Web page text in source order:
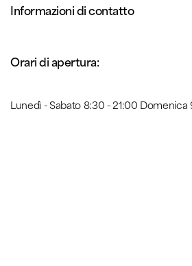
Informazioni di contatto
Orari di apertura:
Lunedì - Sabato 8:30 - 21:00